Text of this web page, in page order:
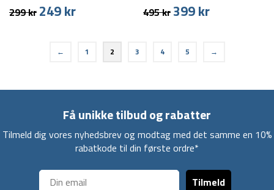
299kr Den
249krDen
er:
249 kr.
495kr Den
var:
399krDen
er:
← 1 2 3 4 5 →
Få unikke tilbud og rabatter
Tilmeld dig vores nyhedsbrev og modtag med det samme en 10%
rabatkode til din første ordre*
Tilmeld